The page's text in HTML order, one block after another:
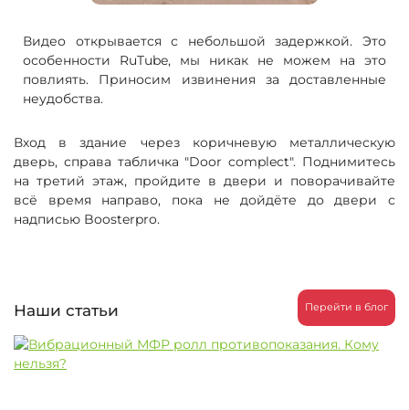
Видео открывается с небольшой задержкой. Это
особенности RuTube, мы никак не можем на это
повлиять. Приносим извинения за доставленные
неудобства.
Вход в здание через коричневую металлическую
дверь, справа табличка "Door complect". Поднимитесь
на третий этаж, пройдите в двери и поворачивайте
всё время направо, пока не дойдёте до двери с
надписью Boosterpro.
Наши статьи Перейти в блог